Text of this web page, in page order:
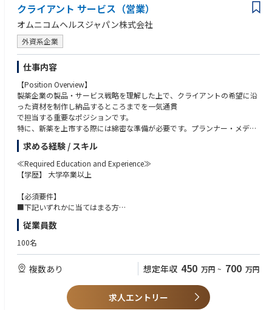
PSEPI creates study design concepts (SDC) and clinical study protocols
(CSP) based on PVP strategies as the scientific lead for PARCS. They con
duct feasibility assessments for PARCS and lead the technical review and
approval of SDC/CSPs within the global governance related to evidence
generation. In study execution and publicizing study results, the PSEPI le
ads regulatory processes, including epidemiological consultations, and
engages with internal and external stakeholders. They oversee the executi
on of the analysis plan and the preparation of interim and final reports
with study team members, ensuring quality by reviewing deliverables. Th
ey also support the planning and execution of external presentations an
d publication.
Leading team as an epidemiologist
In team working, the PSEPI serves as the leader of cross-functional study
teams, leveraging members' expertise to ensure the successful execution
of study activities. They provide coaching to study team members to sup
port and accelerate their performance and facilitate smooth collaborati
on with cross-functional company-wide teams as a representative of Jap
an Patient Safety. As a skills leader, the PSEPI contributes to enhancing th
e real-world evidence (RWE) generation capabilities of PS Epidemiology
& Evidence Generation members. They monitor changes in the external e
e information sources, research-related technological trends, regulatory t
rends, and guidance on evidence generation in therapeutic areas, and le
ad the continuous improvement of deliverable quality by integrating thes
demiology or related health science field.
能力
•Cross-functional Leadership: Demonstrated leadership and ability to infl
uence without authority to facilitate cross-functional collaboration (e.g.,
Development, Medical, Regulatory, Patient Safety) and drive teams towa
rd common goals in complex environments.
•Vendor Management: Ability to effectively manage external partners (CR
Os, data providers, academia), including selection, contracting, and ove
rsight of quality and timelines to maximize performance.
•Process Optimization: Ability to identify operational issues and drive im
provements in productivity and quality through the development of Stan
dard Operating Procedures (SOPs) and workflow optimization.
•Ethics: Overriding commitment to integrity, high ethical standards, and
compliance in all professional activities.
日本語 Japanese：ネイティブ
英語 English Business English Level (Globalとの会議の中で発言・議論する
ことが必要)
◆ 歓迎条件（Nice to have）
経験
•Hands-on analysis experience using statistical software such as SAS, R, o
r SQL (or experience providing detailed instructions to and reviewing the
•Experience as a lead author in publishing papers in peer-reviewed intern
ational journals and presenting at academic conferences.
クライアント サービス（営業）
オムニコムヘルスジャパン株式会社
外資系企業
仕事内容
【Position Overview】
製薬企業の製品・サービス戦略を理解した上で、クライアントの希望に沿
った資材を制作し納品するところまでを一気通貫
で担当する重要なポジションです。
特に、新薬を上市する際には綿密な準備が必要です。プランナー・メディ
カルライター・Web ディレクター・アートディレクターな
どの専門職担当者を選抜し、プロジェクトチームを組むところから始まり
ます。このチームのプロジェクトリーダーとして、クライアン
トとのコミュニケーションを図り、情報収集に努め、同時にコスト・コン
していただくのがクライアントサービスの任務です。
新たな疾患領域を任されたり、斬新な Web ツールを求められたりするこ
業務を通してプロモーション企画や E-Detailing 企画の業務知識を身につ
けていただくことができ、医療用医薬品市場の
理解を深めていただくことが可能です。
人々の命を救い、健康生活に寄与することができる、やりがいのある仕事
です。
【Key Result Areas】
個人の売上・利益の目標を達成する
求める経験 / スキル
≪Required Education and Experience≫
【学歴】 大学卒業以上
【必須要件】
■下記いずれかに当てはまる方
・エージェンシー(医薬広告代理店）経験者
・製薬会社での就業経験、MR のご経験
【歓迎要件】
・ 英語（海外のプロジェクトチームとの電話会議にて使用）
・プロジェクトマネジメント経験があれば、尚可
従業員数
100名
複数あり 想定年収 450 万円 ~ 700 万円
求人エントリー